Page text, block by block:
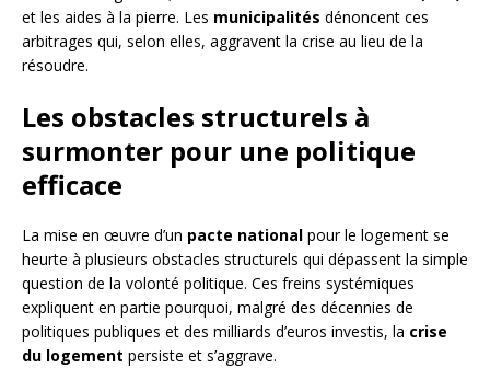
et les aides à la pierre. Les municipalités dénoncent ces
arbitrages qui, selon elles, aggravent la crise au lieu de la
résoudre.
Les obstacles structurels à
surmonter pour une politique
efficace
La mise en œuvre d’un pacte national pour le logement se
heurte à plusieurs obstacles structurels qui dépassent la simple
question de la volonté politique. Ces freins systémiques
expliquent en partie pourquoi, malgré des décennies de
politiques publiques et des milliards d’euros investis, la crise
du logement persiste et s’aggrave.